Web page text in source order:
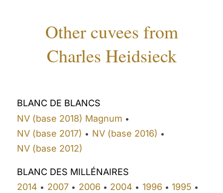
Other cuvees from
Charles Heidsieck
BLANC DE BLANCS
NV (base 2018) Magnum •
NV (base 2017) • NV (base 2016) •
NV (base 2012)
BLANC DES MILLÉNAIRES
2014 • 2007• 2006 • 2004 • 1996 • 1995 •